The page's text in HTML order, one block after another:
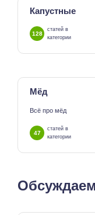
Капустные
128
статей в
категории
Мёд
Всё про мёд
47
статей в
категории